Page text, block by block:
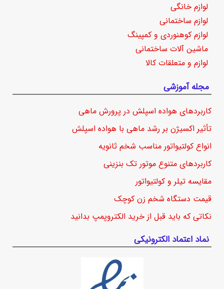
لوازم خانگی
لوازم ساختمانی
لوازم کوهنوردی و کمپینگ
ماشین آلات ساختمانی
لوازم و متعلقات کالا
مجله آموزشی
کاربردهای هواده اسپلش در پرورش ماهی
تأثیر اکسیژن بر رشد ماهی با هواده اسپلش
انواع کولتیواتور مناسب شخم ثانویه
کاربردهای متنوع موتور تک بنزینی
مقایسه تیلر و کولتیواتور
قیمت دستگاه شخم زن کوچک
نکاتی که باید قبل از خرید الکتروپمپ بدانید
نماد اعتماد الکترونیکی